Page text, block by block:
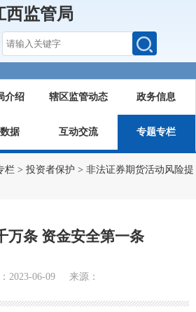
西监管局
介绍 辖区监管动态 政务信息
据 互动交流 专题专栏
栏 > 投资者保护 > 非法证券期货活动风险提
万条 资金安全第一条
2023-06-09 来源：